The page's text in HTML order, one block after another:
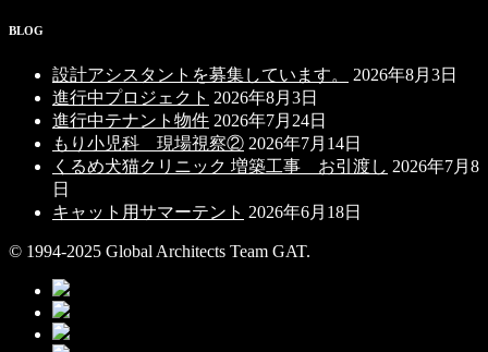
BLOG
設計アシスタントを募集しています。
2026年8月3日
進行中プロジェクト 2026年8月3日
進行中テナント物件 2026年7月24日
もり小児科 現場視察② 2026年7月14日
くるめ犬猫クリニック 増築工事 お引渡し 2026年7月8
日
キャット用サマーテント 2026年6月18日
© 1994-2025 Global Architects Team GAT.